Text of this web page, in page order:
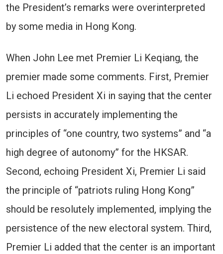
the President’s remarks were overinterpreted
by some media in Hong Kong.
When John Lee met Premier Li Keqiang, the
premier made some comments. First, Premier
Li echoed President Xi in saying that the center
persists in accurately implementing the
principles of “one country, two systems” and “a
high degree of autonomy” for the HKSAR.
Second, echoing President Xi, Premier Li said
the principle of “patriots ruling Hong Kong”
should be resolutely implemented, implying the
persistence of the new electoral system. Third,
Premier Li added that the center is an important